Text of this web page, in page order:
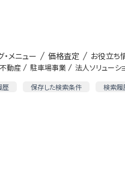
動産 駐車場事業 法人ソリューシ
歴 保存した検索条件 検索履
・メニュー 価格査定 お役立ち